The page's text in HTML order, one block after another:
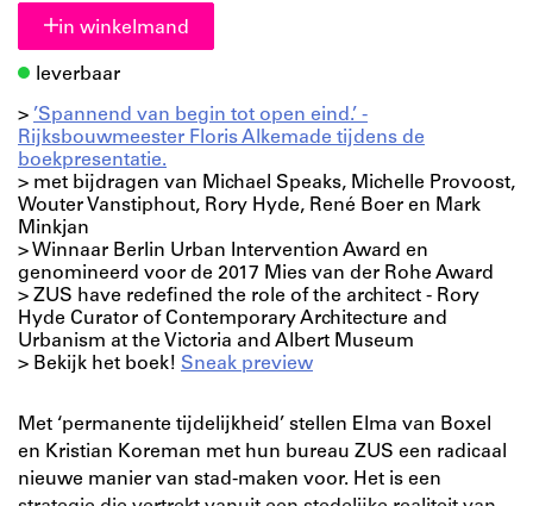
in winkelmand
leverbaar
> ’Spannend van begin tot open eind.’ -
Rijksbouwmeester Floris Alkemade tijdens de
boekpresentatie.
> met bijdragen van Michael Speaks, Michelle Provoost,
Wouter Vanstiphout, Rory Hyde, René Boer en Mark
Minkjan
> Winnaar Berlin Urban Intervention Award en
genomineerd voor de 2017 Mies van der Rohe Award
> ZUS have redefined the role of the architect - Rory
Hyde Curator of Contemporary Architecture and
Urbanism at the Victoria and Albert Museum
> Bekijk het boek! Sneak preview
Met ‘permanente tijdelijkheid’ stellen Elma van Boxel
en Kristian Koreman met hun bureau ZUS een radicaal
nieuwe manier van stad-maken voor. Het is een